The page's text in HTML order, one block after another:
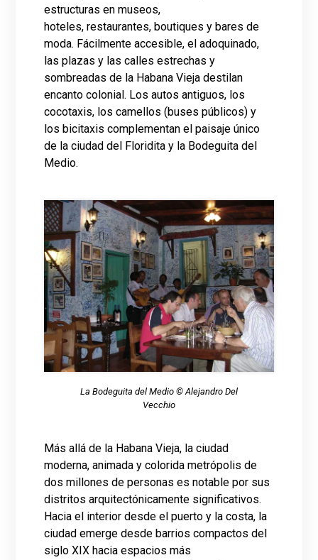
estructuras en museos,
hoteles, restaurantes, boutiques y bares de
moda. Fácilmente accesible, el adoquinado,
las plazas y las calles estrechas y
sombreadas de la Habana Vieja destilan
encanto colonial. Los autos antiguos, los
cocotaxis, los camellos (buses públicos) y
los bicitaxis complementan el paisaje único
de la ciudad del Floridita y la Bodeguita del
Medio.
La Bodeguita del Medio © Alejandro Del
Vecchio
Más allá de la Habana Vieja, la ciudad
moderna, animada y colorida metrópolis de
dos millones de personas es notable por sus
distritos arquitectónicamente significativos.
Hacia el interior desde el puerto y la costa, la
ciudad emerge desde barrios compactos del
siglo XIX hacia espacios más